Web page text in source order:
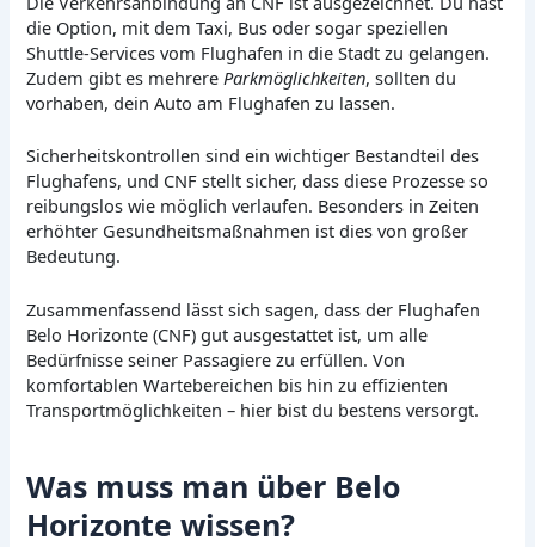
die Option, mit dem Taxi, Bus oder sogar speziellen
Shuttle-Services vom Flughafen in die Stadt zu gelangen.
Zudem gibt es mehrereParkmöglichkeiten, sollten du
vorhaben, dein Auto am Flughafen zu lassen.
Sicherheitskontrollen sind ein wichtiger Bestandteil des
Flughafens, und CNF stellt sicher, dass diese Prozesse so
reibungslos wie möglich verlaufen. Besonders in Zeiten
erhöhter Gesundheitsmaßnahmen ist dies von großer
Bedeutung.
Zusammenfassend lässt sich sagen, dass der Flughafen
Belo Horizonte (CNF) gut ausgestattet ist, um alle
Bedürfnisse seiner Passagiere zu erfüllen. Von
komfortablen Wartebereichen bis hin zu effizienten
Transportmöglichkeiten – hier bist du bestens versorgt.
Was muss man über Belo
Horizonte wissen?